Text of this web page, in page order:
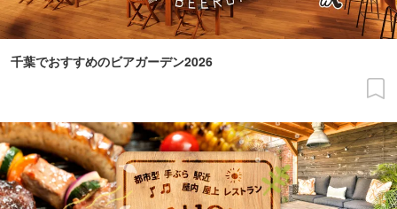
千葉でおすすめのビアガーデン2026